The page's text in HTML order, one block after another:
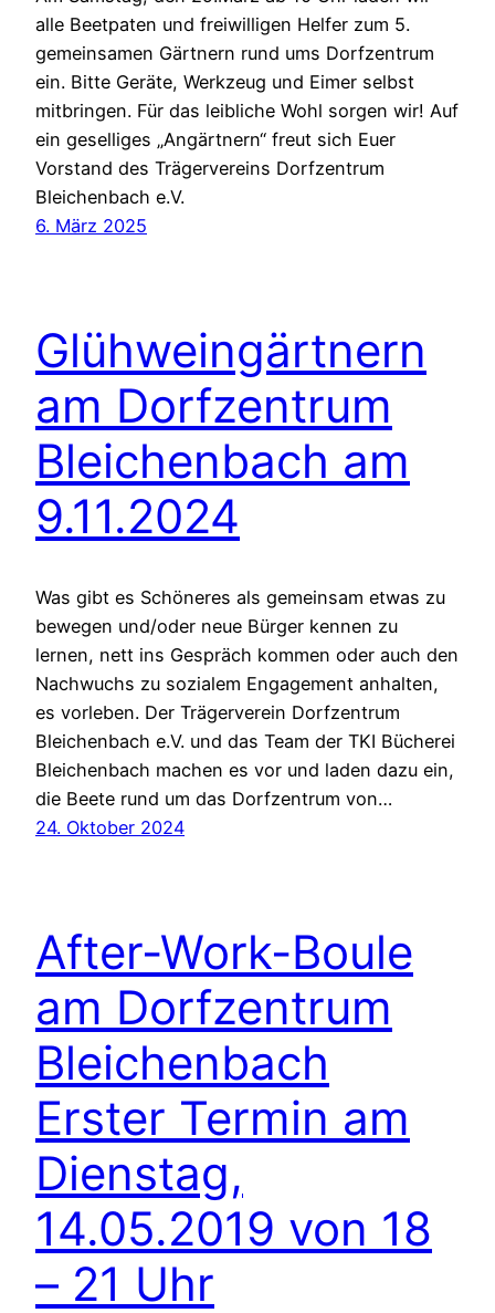
alle Beetpaten und freiwilligen Helfer zum 5.
gemeinsamen Gärtnern rund ums Dorfzentrum
ein. Bitte Geräte, Werkzeug und Eimer selbst
mitbringen. Für das leibliche Wohl sorgen wir! Auf
ein geselliges „Angärtnern“ freut sich Euer
Vorstand des Trägervereins Dorfzentrum
Bleichenbach e.V.
6. März 2025
Glühweingärtnern
am Dorfzentrum
Bleichenbach am
9.11.2024
Was gibt es Schöneres als gemeinsam etwas zu
bewegen und/oder neue Bürger kennen zu
lernen, nett ins Gespräch kommen oder auch den
Nachwuchs zu sozialem Engagement anhalten,
es vorleben. Der Trägerverein Dorfzentrum
Bleichenbach e.V. und das Team der TKI Bücherei
Bleichenbach machen es vor und laden dazu ein,
die Beete rund um das Dorfzentrum von…
24. Oktober 2024
After-Work-Boule
am Dorfzentrum
Bleichenbach
Erster Termin am
Dienstag,
14.05.2019 von 18
– 21 Uhr